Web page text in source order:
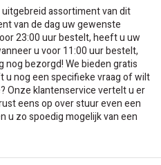
assortiment van dit
van de dag uw gewenste
23:00 uur bestelt, heeft u uw
u voor 11:00 uur bestelt,
bezorgd! We bieden gratis
u nog een specifieke vraag of wilt
Onze klantenservice vertelt u er
eens op over stuur even een
u zo spoedig mogelijk van een